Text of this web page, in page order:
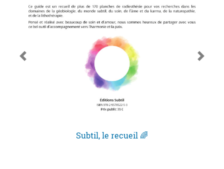
Subtil, le recueil 🌈